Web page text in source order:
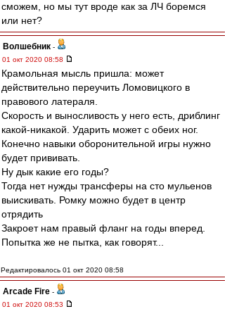
сможем, но мы тут вроде как за ЛЧ боремся
или нет?
Волшебник -
01 окт 2020 08:58
Крамольная мысль пришла: может
действительно переучить Ломовицкого в
правового латераля.
Скорость и выносливость у него есть, дриблинг
какой-никакой. Ударить может с обеих ног.
Конечно навыки оборонительной игры нужно
будет прививать.
Ну дык какие его годы?
Тогда нет нужды трансферы на сто мульенов
выискивать. Ромку можно будет в центр
отрядить
Закроет нам правый фланг на годы вперед.
Попытка же не пытка, как говорят...
Редактировалось 01 окт 2020 08:58
Arcade Fire -
01 окт 2020 08:53